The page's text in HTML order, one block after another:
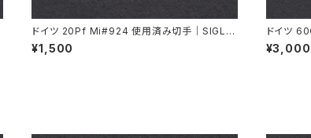
ドイツ 20Pf Mi#924 使用済み切手｜SIGLIN
GEN 7.11.1947
¥1,500
ドイツ
8.9.1934
¥3,000